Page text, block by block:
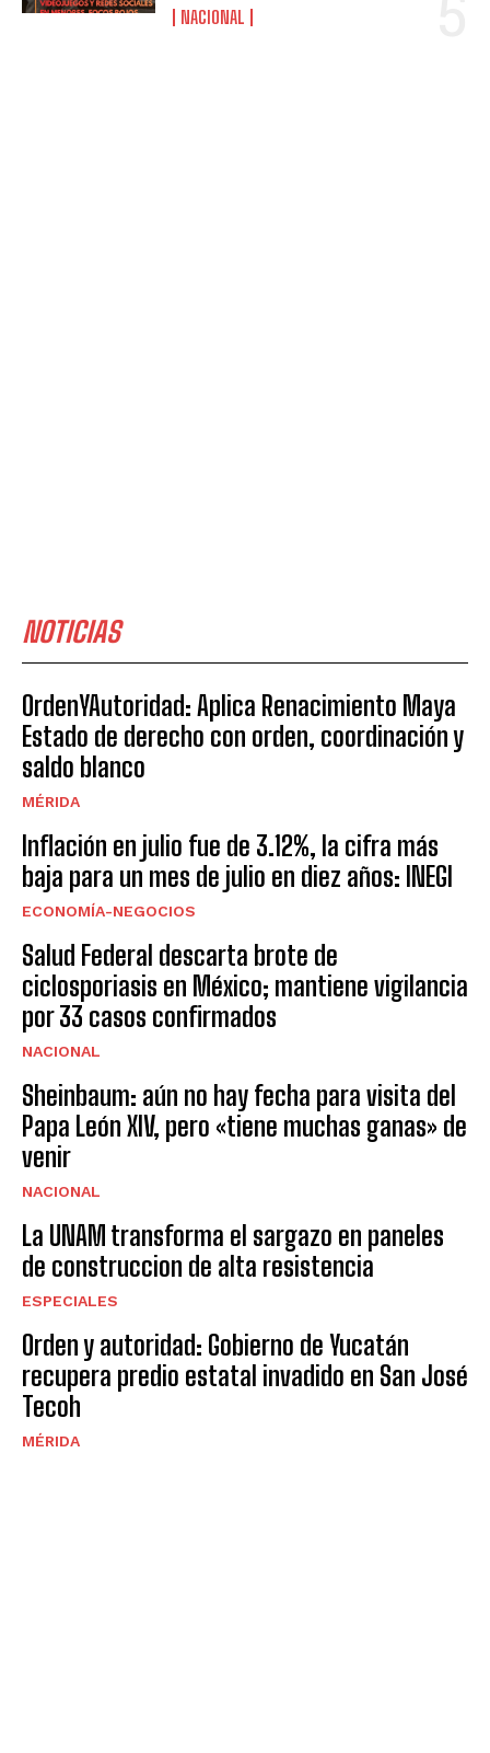
NACIONAL
NOTICIAS
OrdenYAutoridad: Aplica Renacimiento Maya
Estado de derecho con orden, coordinación y
saldo blanco
MÉRIDA
Inflación en julio fue de 3.12%, la cifra más
baja para un mes de julio en diez años: INEGI
ECONOMÍA-NEGOCIOS
Salud Federal descarta brote de
ciclosporiasis en México; mantiene vigilancia
por 33 casos confirmados
NACIONAL
Sheinbaum: aún no hay fecha para visita del
Papa León XIV, pero «tiene muchas ganas» de
venir
NACIONAL
La UNAM transforma el sargazo en paneles
de construccion de alta resistencia
ESPECIALES
Orden y autoridad: Gobierno de Yucatán
recupera predio estatal invadido en San José
Tecoh
MÉRIDA